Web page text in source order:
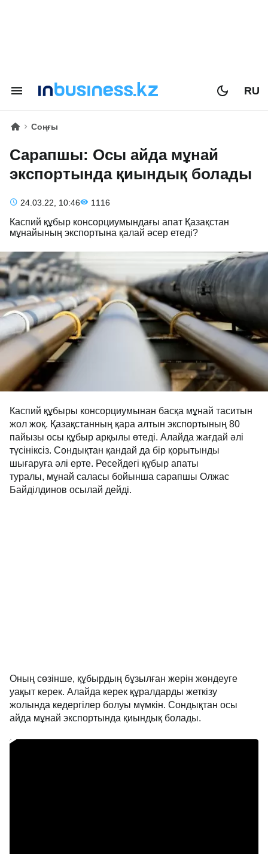
RU
Соңғы
Сарапшы: Осы айда мұнай
экспортында қиындық болады
24.03.22, 10:46 1116
Каспий құбыр консорциумындағы апат Қазақстан
мұнайының экспортына қалай әсер етеді?
Каспий құбыры консорциумынан басқа мұнай таситын
жол жоқ. Қазақстанның қара алтын экспортының 80
пайызы осы құбыр арқылы өтеді. Алайда жағдай әлі
түсініксіз. Сондықтан қандай да бір қорытынды
шығаруға әлі ерте. Ресейдегі құбыр апаты
туралы, мұнай саласы бойынша сарапшы Олжас
Байділдинов осылай дейді.
Оның сөзінше, құбырдың бұзылған жерін жөндеуге
уақыт керек. Алайда керек құралдарды жеткізу
жолында кедергілер болуы мүмкін. Сондықтан осы
айда мұнай экспортында қиындық болады.